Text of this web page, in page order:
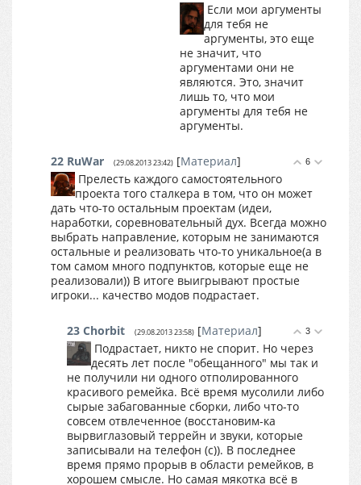
Если мои аргументы
для тебя не
аргументы, это еще
не значит, что
аргументами они не
являются. Это, значит
лишь то, что мои
аргументы для тебя не
аргументы.
6
22 RuWar (29.08.2013 23:42) [Материал]
Прелесть каждого самостоятельного
проекта того сталкера в том, что он может
дать что-то остальным проектам (идеи,
наработки, соревновательный дух. Всегда можно
выбрать направление, которым не занимаются
остальные и реализовать что-то уникальное(а в
том самом много подпунктов, которые еще не
реализовали)) В итоге выигрывают простые
игроки... качество модов подрастает.
3
23 Chorbit (29.08.2013 23:58) [Материал]
Подрастает, никто не спорит. Но через
десять лет после "обещанного" мы так и
не получили ни одного отполированного
красивого ремейка. Всё время мусолили либо
сырые забагованные сборки, либо что-то
совсем отвлеченное (восстановим-ка
вырвиглазовый террейн и звуки, которые
записывали на телефон (с)). В последнее
время прямо прорыв в области ремейков, в
хорошем смысле. Но самая мякотка всё в